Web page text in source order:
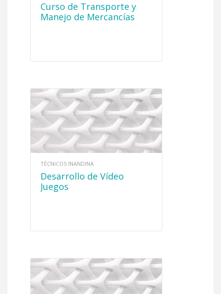
Curso de Transporte y
Manejo de Mercancías
TÉCNICOS INANDINA
Desarrollo de Vídeo
Juegos